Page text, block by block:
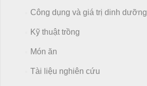
Công dụng và giá trị dinh dưỡng
Kỹ thuật trồng
Món ăn
Tài liệu nghiên cứu